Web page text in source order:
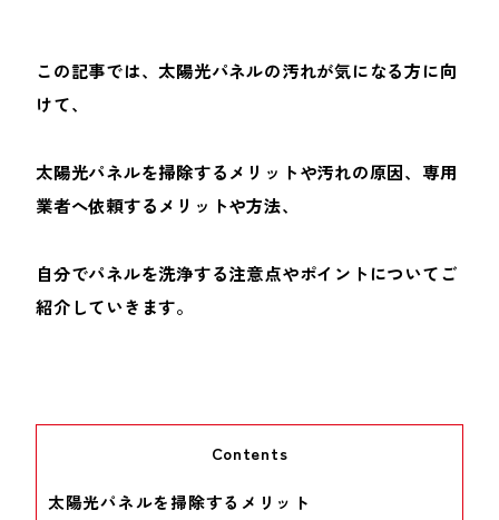
この記事では、太陽光パネルの汚れが気になる方に向
けて、
太陽光パネルを掃除するメリットや汚れの原因、専用
業者へ依頼するメリットや方法、
自分でパネルを洗浄する注意点やポイントについてご
紹介していきます。
Contents
太陽光パネルを掃除するメリット